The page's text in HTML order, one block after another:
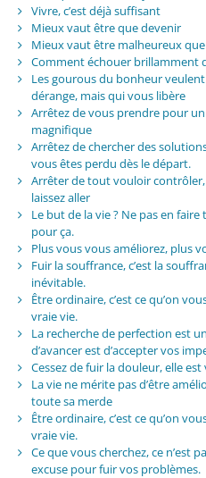
Vivre, c’est déjà suffisant
Mieux vaut être que devenir
Mieux vaut être malheureux
Comment échouer brillamment
Les gourous du bonheur
dérange, mais qui vous libère
Arrêtez de vous prendre pour
magnifique
Arrêtez de chercher des
vous êtes perdu dès le départ.
Arrêter de tout vouloir contrôler,
laissez aller
Le but de la vie ? Ne pas en
pour ça.
Plus vous vous améliorez, plus
Fuir la souffrance, c’est la
inévitable.
Être ordinaire, c’est ce qu’on
vraie vie.
La recherche de perfection est
d’avancer est d’accepter vos
Cessez de fuir la douleur, elle
La vie ne mérite pas d’être
toute sa merde
Être ordinaire, c’est ce qu’on
vraie vie.
Ce que vous cherchez, ce n’est
excuse pour fuir vos problèmes.